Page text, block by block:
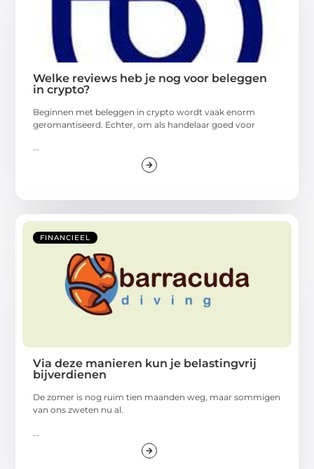
Welke reviews heb je nog voor beleggen
in crypto?
Beginnen met beleggen in crypto wordt vaak enorm
geromantiseerd. Echter, om als handelaar goed voor
...
FINANCIEEL
Via deze manieren kun je belastingvrij
bijverdienen
De zomer is nog ruim tien maanden weg, maar sommigen
van ons zweten nu al.